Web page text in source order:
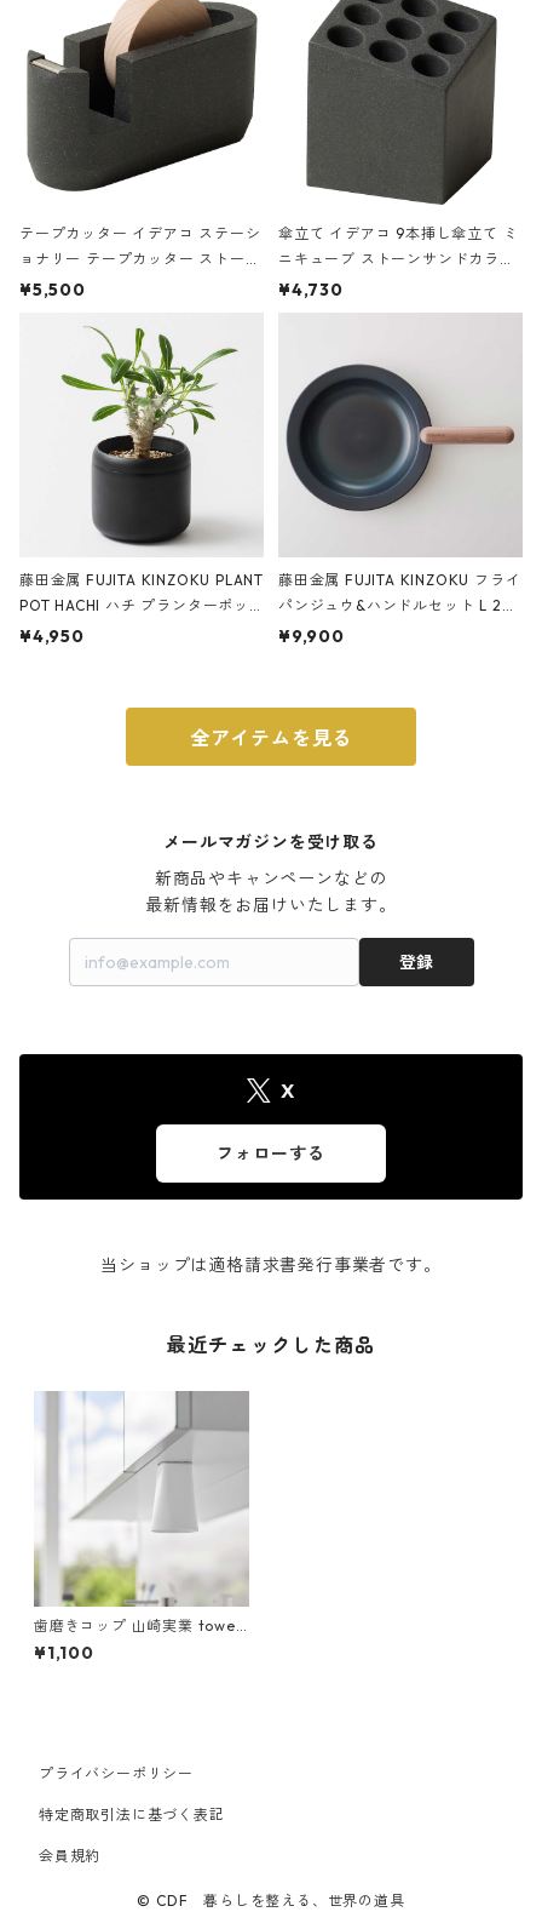
テープカッター イデアコ ステーシ
ョナリー テープカッター ストーン
サンドカラー 石調 ideaco Station
¥5,500
傘立て イデアコ 9本挿し傘立て ミ
ニキューブ ストーンサンドカラー
石調 ideaco Umbrella Stand CUB
E ストーンサンドブラック
¥4,730
藤田金属 FUJITA KINZOKU PLANT
POT HACHI ハチ プランターポッ
ト 3号 ブラック
¥4,950
藤田金属 FUJITA KINZOKU フライ
パンジュウ&ハンドルセット L 24c
m ガス火・IH対応 鉄フライパン
¥9,900
全アイテムを見る
メールマガジンを受け取る
新商品やキャンペーンなどの
最新情報をお届けいたします。
登録
X
フォローする
当ショップは適格請求書発行事業者です。
最近チェックした商品
歯磨きコップ 山崎実業 tower
タワー フィルムシート洗面戸
棚下マグネットタンブラー ホ
¥1,100
プライバシーポリシー
特定商取引法に基づく表記
会員規約
© CDF 暮らしを整える、世界の道具